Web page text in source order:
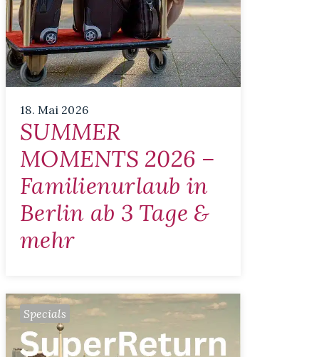
18. Mai 2026
SUMMER
MOMENTS 2026 –
Familienurlaub in
Berlin ab 3 Tage &
mehr
Specials